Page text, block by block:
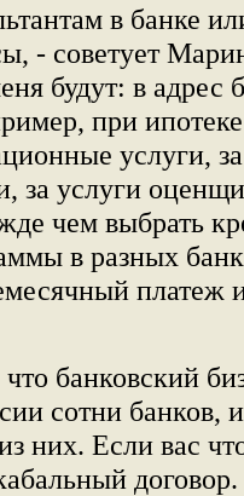
в банке
- советует
будут: в адрес
при
услуги,
за услуги
чем выбрать
в разных
платеж
банковский
сотни банков,
них. Если вас
договор.